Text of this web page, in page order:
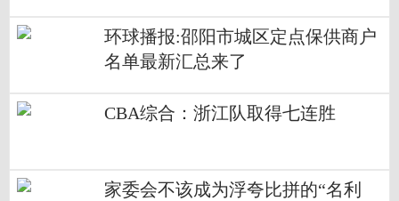
环球播报:邵阳市城区定点保供商户
名单最新汇总来了
CBA综合：浙江队取得七连胜
家委会不该成为浮夸比拼的“名利